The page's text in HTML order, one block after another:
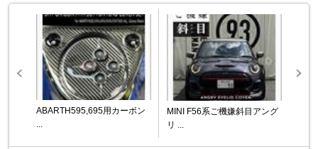
ABARTH595,695用カーボン
...
MINI F56系ご機嫌斜目アング
リ ...